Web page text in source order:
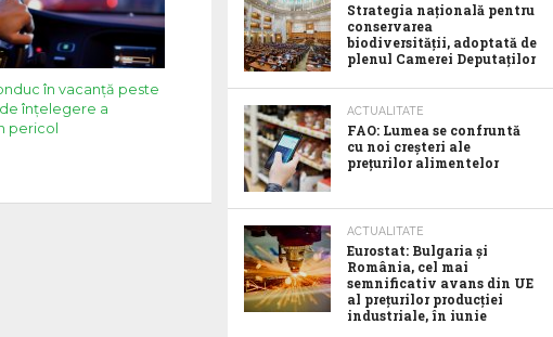
în vacanță peste
înțelegere a
pericol
Strategia națională pentru
conservarea
biodiversității, adoptată de
plenul Camerei Deputaților
ACTUALITATE
FAO: Lumea se confruntă
cu noi creșteri ale
prețurilor alimentelor
ACTUALITATE
Eurostat: Bulgaria și
România, cel mai
semnificativ avans din UE
al prețurilor producției
industriale, în iunie